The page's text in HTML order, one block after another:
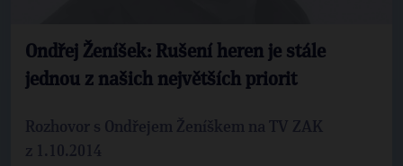
Ondřej Ženíšek: Rušení heren je stále
jednou z našich největších priorit
Rozhovor s Ondřejem Ženíškem na TV ZAK
z 1.10.2014